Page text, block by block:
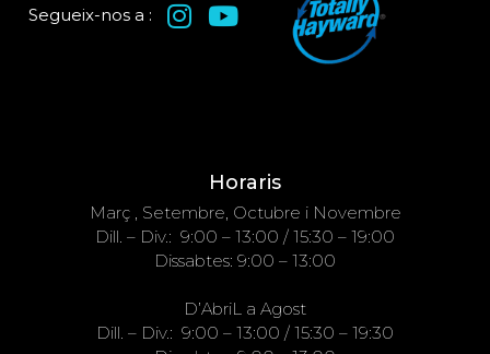
Segueix-nos a :
Horaris
Març , Setembre, Octubre i Novembre
Dill. – Div.: 9:00 – 13:00 / 15:30 – 19:00
Dissabtes: 9:00 – 13:00
D’AbriL a Agost
Dill. – Div.: 9:00 – 13:00 / 15:30 – 19:30